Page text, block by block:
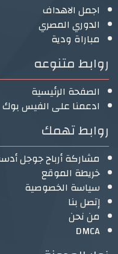
اجمل الاهداف
الدوري المصري
مباراة ودية
روابط متنوعه
الصفحة الرئيسية
ادعمنا على الفيس بوك
روابط تهمك
مشاركة أرباح جوجل
خريطة الموقع
سياسة الخصوصية
إتصل بنا
من نحن
DMCA